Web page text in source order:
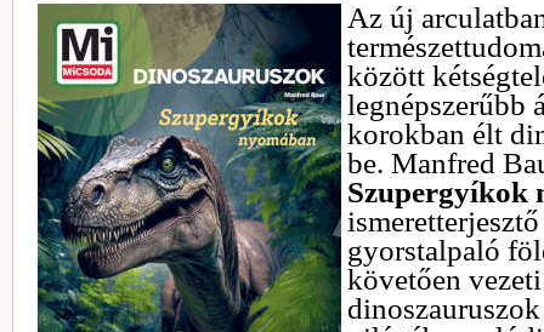
Az új
között
legnépszerűbb
korokban élt
be. Manfred
Szupergyíkok
gyorstalpaló
követően